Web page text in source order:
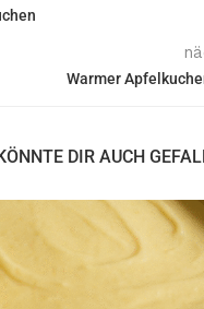
Warmer
DIR AUCH